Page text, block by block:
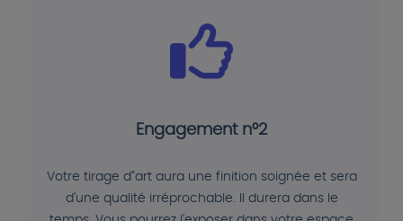
Engagement n°2
Votre tirage d"art aura une finition soignée et sera
d'une qualité irréprochable. Il durera dans le